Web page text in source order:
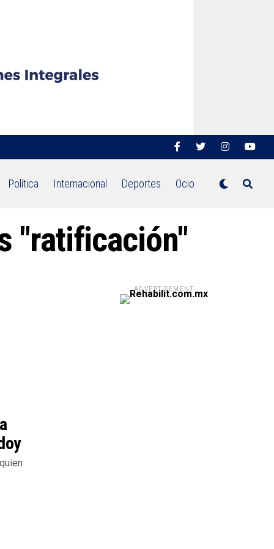
Política Internacional Deportes Ocio
"ratificación"
ADVERTISEMENT